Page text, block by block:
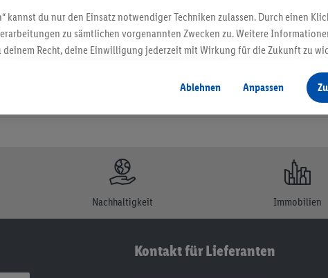
ohne Dekoration. Die hier beworbenen Produkte, vor allem NonFood-Produkte,
Nachhaltigkeit Immobilien
Kontakt für Lieferanten
kannst du nur den Einsatz notwendiger Techniken zulassen. Durch einen
zu sämtlichen vorgenannten Zwecken zu. Weitere
deinem Recht, deine Einwilligung jederzeit mit Wirkung für die Zukunft zu
Ablehnen
Anpassen